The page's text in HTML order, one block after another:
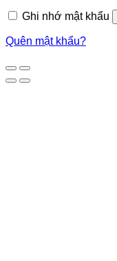
Ghi nhớ mật khẩu
Quên mật khẩu?